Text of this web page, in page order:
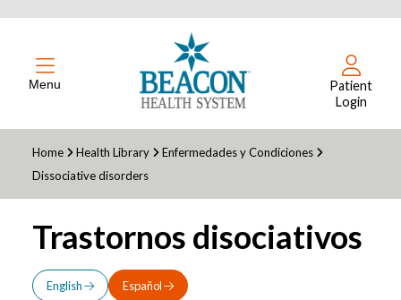
Menu
Patient
Login
Home Health Library
Enfermedades y Condiciones
Dissociative disorders
Trastornos disociativos
English Español